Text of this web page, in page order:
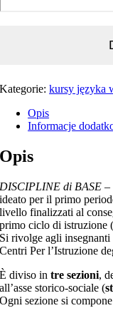
Kategorie:kursy języka
Opis
Informacje
Opis
DISCIPLINE di BASE
ideato per il primo
livello finalizzati al
primo ciclo di istruzione
Si rivolge agli
Centri Per l’Istruzione
È diviso intre sezioni,
all’asse storico-sociale (
Ogni sezione si